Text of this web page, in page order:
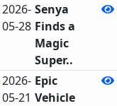
2026-
05-28
Senya
Finds a
Magic
Super..
2026-
05-21
Epic
Vehicle